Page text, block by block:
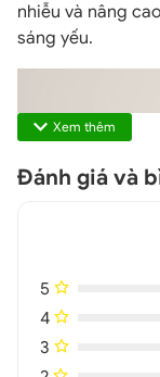
nhiễu và nâng
sáng yếu.
Camera góc
Xem thêm
Đánh giá và
5
4
3